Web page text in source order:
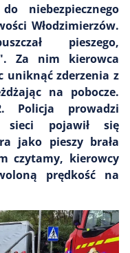
niebezpiecznego
Włodzimierzów.
pieszego,
Za nim kierowca
uniknąć zderzenia z
na pobocze.
Policja prowadzi
pojawił się
jako pieszy brała
czytamy, kierowcy
prędkość na